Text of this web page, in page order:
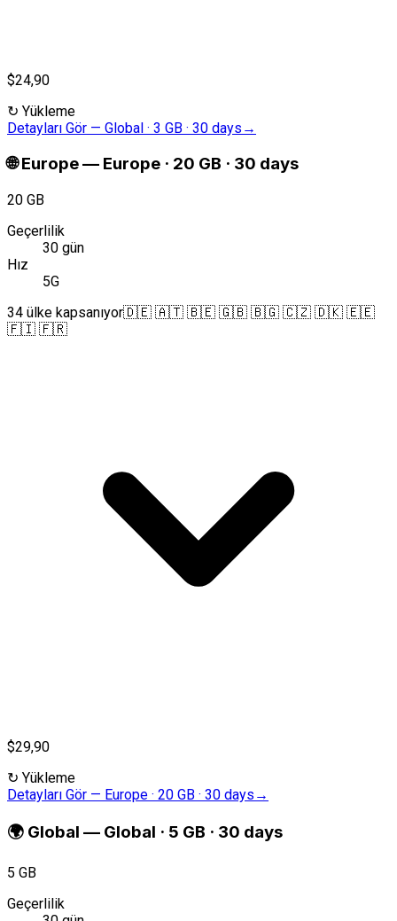
$24,90
↻ Yükleme
Detayları Gör — Global · 3 GB · 30 days →
🌐 Europe— Europe · 20 GB · 30 days
20 GB
Geçerlilik
30 gün
Hız
5G
34 ülke kapsanıyor🇩🇪 🇦🇹 🇧🇪 🇬🇧 🇧🇬 🇨🇿 🇩🇰 🇪🇪
🇫🇮 🇫🇷
$29,90
↻ Yükleme
Detayları Gör — Europe · 20 GB · 30 days →
🌍 Global — Global · 5 GB · 30 days
5 GB
Geçerlilik